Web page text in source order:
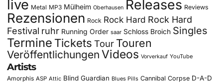
live Metal MP3 Mülheim Oberhausen Releases Reviews
Rezensionen Rock Rock Hard Rock Hard
Festival ruhr Running Order saar Schloss Broich Singles
Termine Tickets Tour Touren
Veröffentlichungen Videos Vorverkauf YouTube
Artists
Amorphis ASP Attic Blind Guardian Blues Pills Cannibal Corpse D-A-D